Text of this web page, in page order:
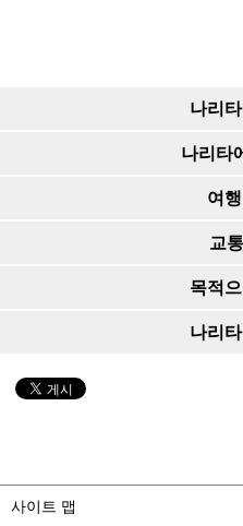
나리타
나리타
여
교
목적으
나리
사이트 맵